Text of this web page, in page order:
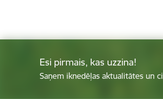
Esi pirmais, kas uzzina!
Saņem iknedēļas aktualitātes un